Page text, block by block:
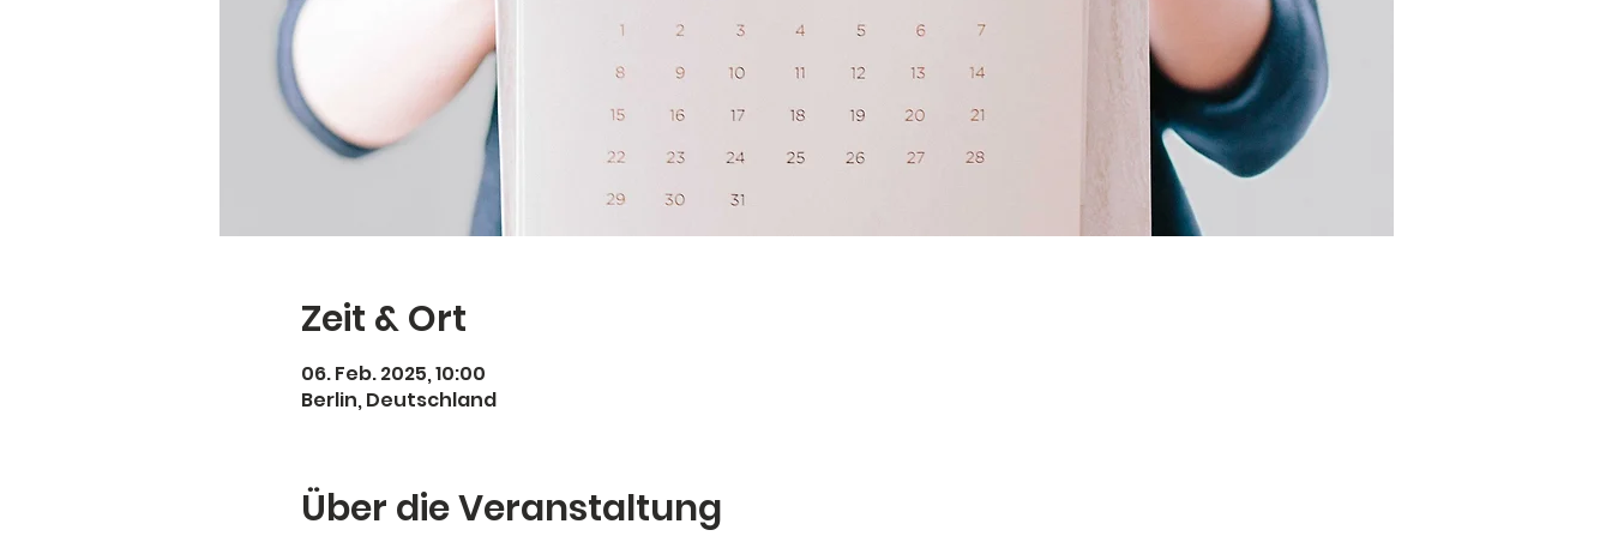
Zeit & Ort
06. Feb. 2025, 10:00
Berlin, Deutschland
Über die Veranstaltung